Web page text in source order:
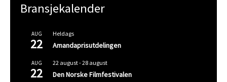
Bransjekalender
AUG
22
Heldags
Amandaprisutdelingen
AUG
22
22 august-28 august
Den Norske Filmfestivalen